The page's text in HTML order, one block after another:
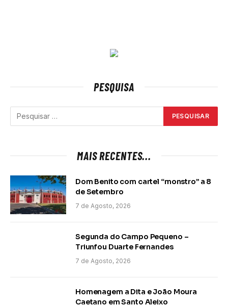
PESQUISA
MAIS RECENTES...
Dom Benito com cartel “monstro” a 8
de Setembro
7 de Agosto, 2026
Segunda do Campo Pequeno –
Triunfou Duarte Fernandes
7 de Agosto, 2026
Homenagem a Dita e João Moura
Caetano em Santo Aleixo